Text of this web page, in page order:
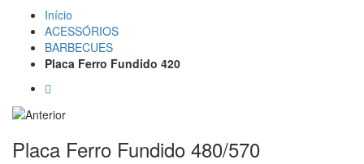
Início
ACESSÓRIOS
BARBECUES
Placa Ferro Fundido 420
Placa Ferro Fundido 480/570